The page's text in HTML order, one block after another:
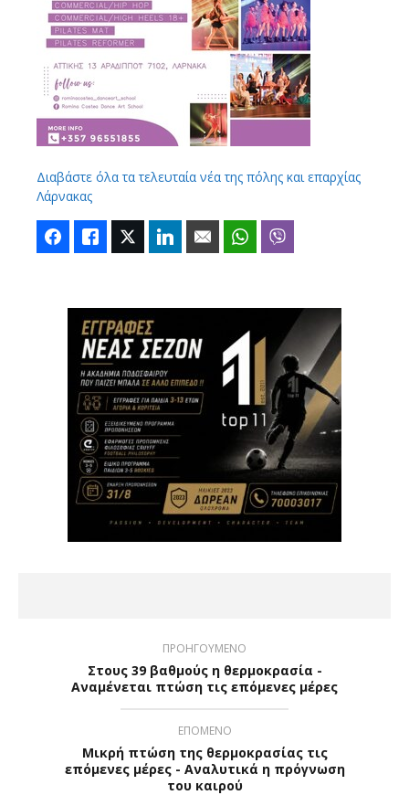
Διαβάστε όλα τα τελευταία νέα της πόλης και επαρχίας
Λάρνακας
FacebookLike Twitter LinkedIn Email WhatsApp
ΠΡΟΗΓΟΥΜΕΝΟ
Στους 39 βαθμούς η θερμοκρασία -
Αναμένεται πτώση τις επόμενες μέρες
ΕΠΟΜΕΝΟ
Μικρή πτώση της θερμοκρασίας τις
επόμενες μέρες - Αναλυτικά η πρόγνωση
του καιρού